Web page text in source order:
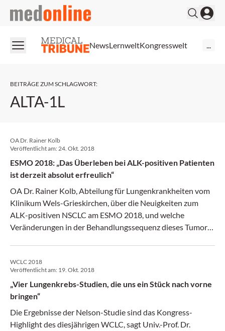
medonline
NewsLernweltKongresswelt
BEITRÄGE ZUM SCHLAGWORT:
ALTA-1L
OA Dr. Rainer Kolb
Veröffentlicht am:24. Okt. 2018
ESMO 2018: „Das Überleben bei ALK-positiven Patienten
ist derzeit absolut erfreulich“
OA Dr. Rainer Kolb, Abteilung für Lungenkrankheiten vom
Klinikum Wels-Grieskirchen, über die Neuigkeiten zum
ALK-positiven NSCLC am ESMO 2018, und welche
Veränderungen in der Behandlungssequenz dieses Tumors
WCLC 2018
Veröffentlicht am: 19. Okt. 2018
„Vier Lungenkrebs-Studien, die uns ein Stück nach vorne
bringen“
Die Ergebnisse der Nelson-Studie sind das Kongress-
Highlight des diesjährigen WCLC, sagt Univ.-Prof. Dr.